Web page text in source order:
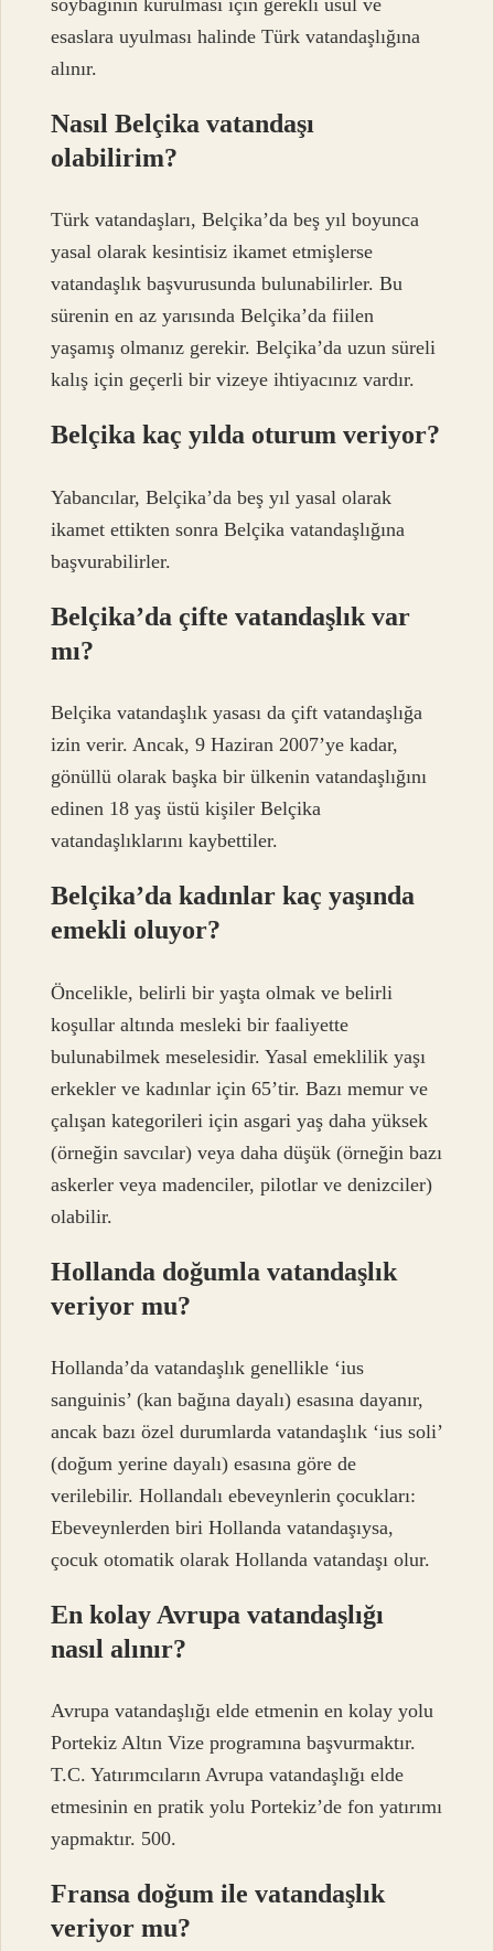
esaslara uyulması halinde Türk vatandaşlığına
alınır.
Nasıl Belçika vatandaşı
olabilirim?
Türk vatandaşları, Belçika’da beş yıl boyunca
yasal olarak kesintisiz ikamet etmişlerse
vatandaşlık başvurusunda bulunabilirler. Bu
sürenin en az yarısında Belçika’da fiilen
yaşamış olmanız gerekir. Belçika’da uzun süreli
kalış için geçerli bir vizeye ihtiyacınız vardır.
Belçika kaç yılda oturum veriyor?
Yabancılar, Belçika’da beş yıl yasal olarak
ikamet ettikten sonra Belçika vatandaşlığına
başvurabilirler.
Belçika’da çifte vatandaşlık var
mı?
Belçika vatandaşlık yasası da çift vatandaşlığa
izin verir. Ancak, 9 Haziran 2007’ye kadar,
gönüllü olarak başka bir ülkenin vatandaşlığını
edinen 18 yaş üstü kişiler Belçika
vatandaşlıklarını kaybettiler.
Belçika’da kadınlar kaç yaşında
emekli oluyor?
Öncelikle, belirli bir yaşta olmak ve belirli
koşullar altında mesleki bir faaliyette
bulunabilmek meselesidir. Yasal emeklilik yaşı
erkekler ve kadınlar için 65’tir. Bazı memur ve
çalışan kategorileri için asgari yaş daha yüksek
(örneğin savcılar) veya daha düşük (örneğin bazı
askerler veya madenciler, pilotlar ve denizciler)
olabilir.
Hollanda doğumla vatandaşlık
veriyor mu?
Hollanda’da vatandaşlık genellikle ‘ius
sanguinis’ (kan bağına dayalı) esasına dayanır,
ancak bazı özel durumlarda vatandaşlık ‘ius soli’
(doğum yerine dayalı) esasına göre de
verilebilir. Hollandalı ebeveynlerin çocukları:
Ebeveynlerden biri Hollanda vatandaşıysa,
çocuk otomatik olarak Hollanda vatandaşı olur.
En kolay Avrupa vatandaşlığı
nasıl alınır?
Avrupa vatandaşlığı elde etmenin en kolay yolu
Portekiz Altın Vize programına başvurmaktır.
T.C. Yatırımcıların Avrupa vatandaşlığı elde
etmesinin en pratik yolu Portekiz’de fon yatırımı
yapmaktır. 500.
Fransa doğum ile vatandaşlık
veriyor mu?